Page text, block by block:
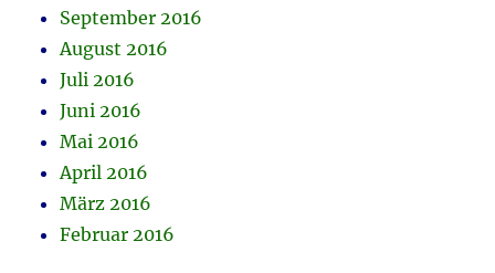
September 2016
August 2016
Juli 2016
Juni 2016
Mai 2016
April 2016
März 2016
Februar 2016